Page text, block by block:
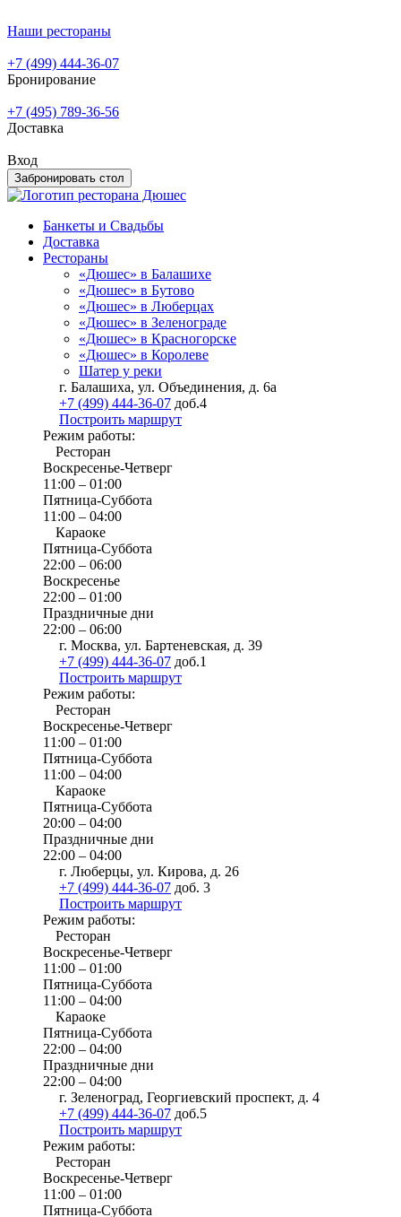
Наши рестораны
+7 (499) 444-36-07
Бронирование
+7 (495) 789-36-56
Доставка
Вход
Забронировать стол
Банкеты и Свадьбы
Доставка
Рестораны
«Дюшес» в Балашихе
«Дюшес» в Бутово
«Дюшес» в Люберцах
«Дюшес» в Зеленограде
«Дюшес» в Красногорске
«Дюшес» в Королеве
Шатер у реки
г. Балашиха, ул. Объединения, д. 6а
+7 (499) 444-36-07 доб.4
Построить маршрут
Режим работы:
Ресторан
Воскресенье-Четверг
11:00 – 01:00
Пятница-Суббота
11:00 – 04:00
Караоке
Пятница-Суббота
22:00 – 06:00
Воскресенье
22:00 – 01:00
Праздничные дни
22:00 – 06:00
г. Москва, ул. Бартеневская, д. 39
+7 (499) 444-36-07 доб.1
Построить маршрут
Режим работы:
Ресторан
Воскресенье-Четверг
11:00 – 01:00
Пятница-Суббота
11:00 – 04:00
Караоке
Пятница-Суббота
20:00 – 04:00
Праздничные дни
22:00 – 04:00
г. Люберцы, ул. Кирова, д. 26
+7 (499) 444-36-07 доб. 3
Построить маршрут
Режим работы:
Ресторан
Воскресенье-Четверг
11:00 – 01:00
Пятница-Суббота
11:00 – 04:00
Караоке
Пятница-Суббота
22:00 – 04:00
Праздничные дни
22:00 – 04:00
г. Зеленоград, Георгиевский проспект, д. 4
+7 (499) 444-36-07 доб.5
Построить маршрут
Режим работы:
Ресторан
Воскресенье-Четверг
11:00 – 01:00
Пятница-Суббота